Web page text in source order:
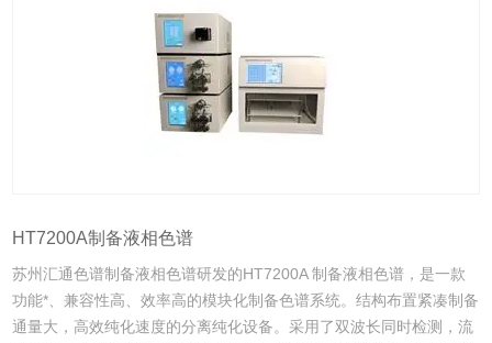
HT7200A制备液相色谱
苏州汇通色谱制备液相色谱研发的HT7200A 制备液相色谱，是一款
功能*、兼容性高、效率高的模块化制备色谱系统。结构布置紧凑制备
通量大，高效纯化速度的分离纯化设备。采用了双波长同时检测，流